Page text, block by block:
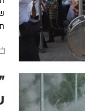
מרת מרים אליטוב ע״ה
מרת
דבורה פוגאטש